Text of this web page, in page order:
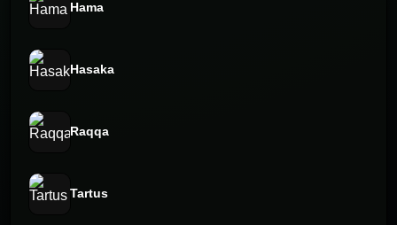
Hama
Hasaka
Raqqa
Tartus